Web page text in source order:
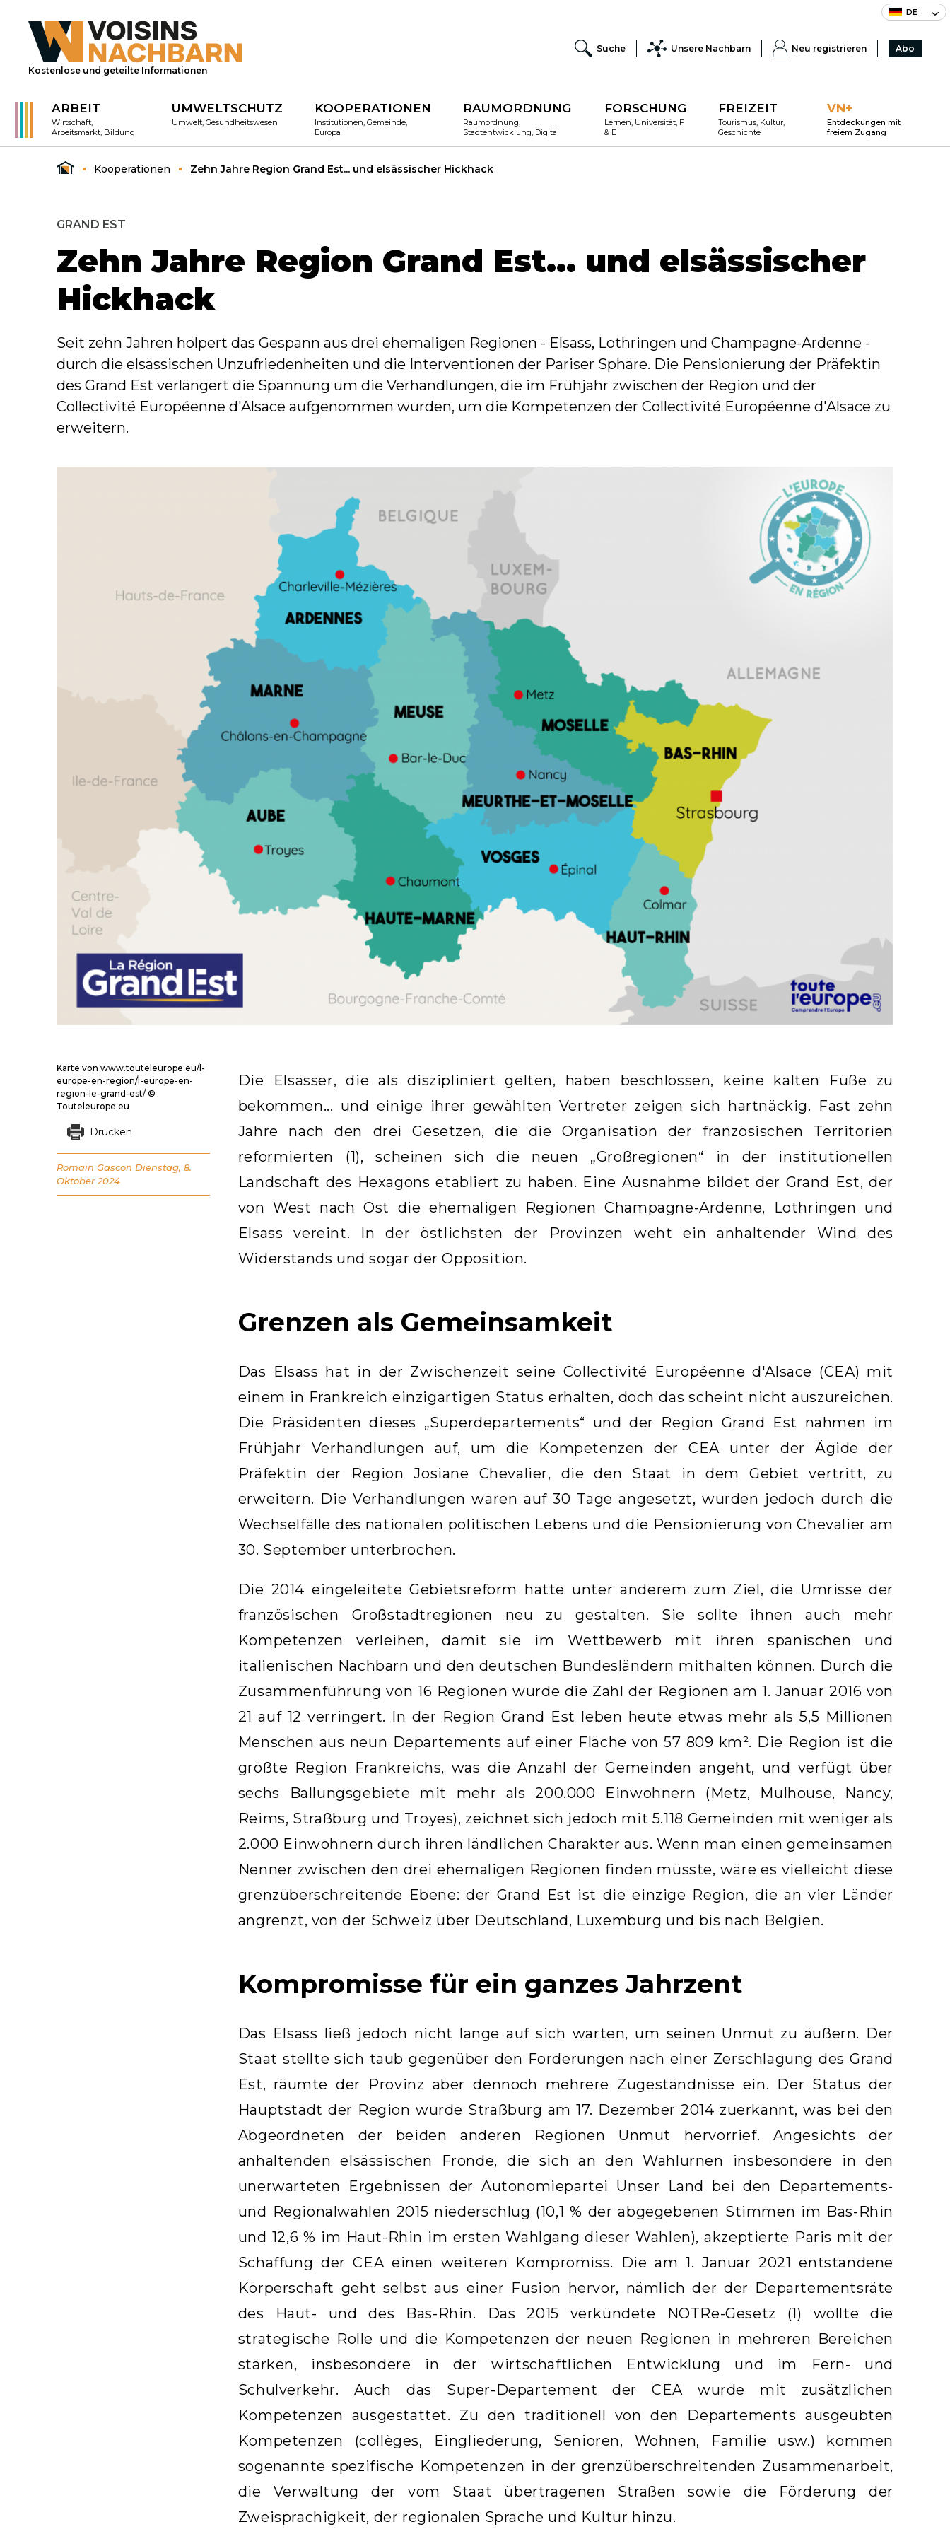
DE
Kostenlose und geteilte Informationen
Suche Unsere Nachbarn Neu registrieren Abo
ARBEIT
Wirtschaft,
Arbeitsmarkt, Bildung
UMWELTSCHUTZ
Umwelt, Gesundheitswesen
KOOPERATIONEN
Institutionen, Gemeinde,
Europa
RAUMORDNUNG
Raumordnung,
Stadtentwicklung, Digital
FORSCHUNG
Lernen, Universität, F
& E
FREIZEIT
Tourismus, Kultur,
Geschichte
VN+
Entdeckungen mit
freiem Zugang
Kooperationen Zehn Jahre Region Grand Est... und elsässischer Hickhack
GRAND EST
Zehn Jahre Region Grand Est... und elsässischer
Hickhack
Seit zehn Jahren holpert das Gespann aus drei ehemaligen Regionen - Elsass, Lothringen und Champagne-Ardenne -
durch die elsässischen Unzufriedenheiten und die Interventionen der Pariser Sphäre. Die Pensionierung der Präfektin
des Grand Est verlängert die Spannung um die Verhandlungen, die im Frühjahr zwischen der Region und der
Collectivité Européenne d'Alsace aufgenommen wurden, um die Kompetenzen der Collectivité Européenne d'Alsace zu
erweitern.
Die Elsässer, die als diszipliniert gelten, haben beschlossen, keine kalten Füße zu
bekommen... und einige ihrer gewählten Vertreter zeigen sich hartnäckig. Fast zehn
Jahre nach den drei Gesetzen, die die Organisation der französischen Territorien
reformierten (1), scheinen sich die neuen „Großregionen“ in der institutionellen
Landschaft des Hexagons etabliert zu haben. Eine Ausnahme bildet der Grand Est, der
von West nach Ost die ehemaligen Regionen Champagne-Ardenne, Lothringen und
Elsass vereint. In der östlichsten der Provinzen weht ein anhaltender Wind des
Widerstands und sogar der Opposition.
Grenzen als Gemeinsamkeit
Das Elsass hat in der Zwischenzeit seine Collectivité Européenne d'Alsace (CEA) mit
einem in Frankreich einzigartigen Status erhalten, doch das scheint nicht auszureichen.
Die Präsidenten dieses „Superdepartements“ und der Region Grand Est nahmen im
Frühjahr Verhandlungen auf, um die Kompetenzen der CEA unter der Ägide der
Präfektin der Region Josiane Chevalier, die den Staat in dem Gebiet vertritt, zu
erweitern. Die Verhandlungen waren auf 30 Tage angesetzt, wurden jedoch durch die
Wechselfälle des nationalen politischen Lebens und die Pensionierung von Chevalier am
30. September unterbrochen.
Die 2014 eingeleitete Gebietsreform hatte unter anderem zum Ziel, die Umrisse der
französischen Großstadtregionen neu zu gestalten. Sie sollte ihnen auch mehr
Kompetenzen verleihen, damit sie im Wettbewerb mit ihren spanischen und
italienischen Nachbarn und den deutschen Bundesländern mithalten können. Durch die
Zusammenführung von 16 Regionen wurde die Zahl der Regionen am 1. Januar 2016 von
21 auf 12 verringert. In der Region Grand Est leben heute etwas mehr als 5,5 Millionen
Menschen aus neun Departements auf einer Fläche von 57 809 km². Die Region ist die
größte Region Frankreichs, was die Anzahl der Gemeinden angeht, und verfügt über
sechs Ballungsgebiete mit mehr als 200.000 Einwohnern (Metz, Mulhouse, Nancy,
Reims, Straßburg und Troyes), zeichnet sich jedoch mit 5.118 Gemeinden mit weniger als
2.000 Einwohnern durch ihren ländlichen Charakter aus. Wenn man einen gemeinsamen
Nenner zwischen den drei ehemaligen Regionen finden müsste, wäre es vielleicht diese
grenzüberschreitende Ebene: der Grand Est ist die einzige Region, die an vier Länder
angrenzt, von der Schweiz über Deutschland, Luxemburg und bis nach Belgien.
Kompromisse für ein ganzes Jahrzent
Das Elsass ließ jedoch nicht lange auf sich warten, um seinen Unmut zu äußern. Der
Staat stellte sich taub gegenüber den Forderungen nach einer Zerschlagung des Grand
Est, räumte der Provinz aber dennoch mehrere Zugeständnisse ein. Der Status der
Hauptstadt der Region wurde Straßburg am 17. Dezember 2014 zuerkannt, was bei den
Abgeordneten der beiden anderen Regionen Unmut hervorrief. Angesichts der
anhaltenden elsässischen Fronde, die sich an den Wahlurnen insbesondere in den
unerwarteten Ergebnissen der Autonomiepartei Unser Land bei den Departements-
und Regionalwahlen 2015 niederschlug (10,1 % der abgegebenen Stimmen im Bas-Rhin
und 12,6 % im Haut-Rhin im ersten Wahlgang dieser Wahlen), akzeptierte Paris mit der
Schaffung der CEA einen weiteren Kompromiss. Die am 1. Januar 2021 entstandene
Körperschaft geht selbst aus einer Fusion hervor, nämlich der der Departementsräte
des Haut- und des Bas-Rhin. Das 2015 verkündete NOTRe-Gesetz (1) wollte die
strategische Rolle und die Kompetenzen der neuen Regionen in mehreren Bereichen
stärken, insbesondere in der wirtschaftlichen Entwicklung und im Fern- und
Schulverkehr. Auch das Super-Departement der CEA wurde mit zusätzlichen
Kompetenzen ausgestattet. Zu den traditionell von den Departements ausgeübten
Kompetenzen (collèges, Eingliederung, Senioren, Wohnen, Familie usw.) kommen
sogenannte spezifische Kompetenzen in der grenzüberschreitenden Zusammenarbeit,
die Verwaltung der vom Staat übertragenen Straßen sowie die Förderung der
Zweisprachigkeit, der regionalen Sprache und Kultur hinzu.
Karte von www.touteleurope.eu/l-
europe-en-region/l-europe-en-
region-le-grand-est/ ©
Touteleurope.eu
Drucken
Romain Gascon Dienstag, 8.
Oktober 2024